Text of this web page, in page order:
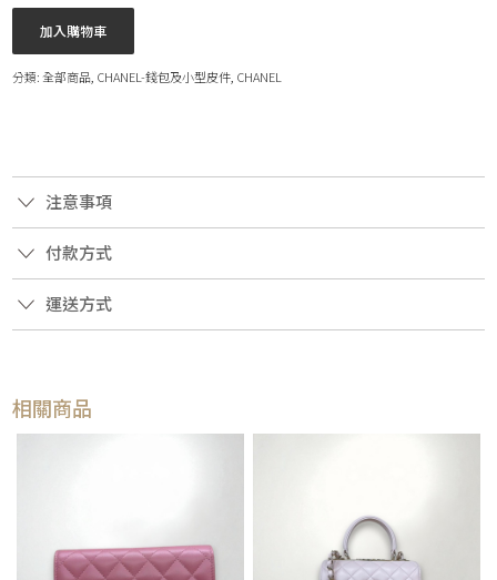
加入購物車
分類:全部商品 CHANEL-錢包及小型皮件 CHANEL
注意事項
付款方式
運送方式
相關商品